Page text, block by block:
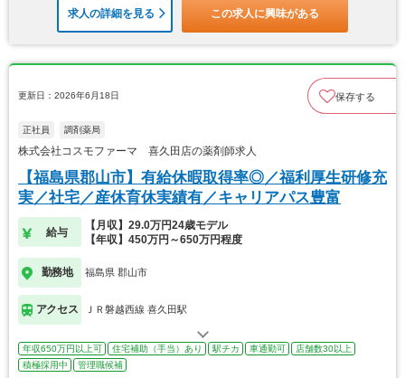
求人の詳細を見る この求人に興味がある
更新日：2026年6月18日 保存する
正社員 調剤薬局
株式会社コスモファーマ 喜久田店の薬剤師求人
【福島県郡山市】有給休暇取得率◎／福利厚生研修充
実／社宅／産休育休実績有／キャリアパス豊富
給与
【月収】29.0万円24歳モデル
【年収】450万円～650万円程度
勤務地 福島県 郡山市
アクセス ＪＲ磐越西線 喜久田駅
年収650万円以上可 住宅補助（手当）あり 駅チカ 車通勤可
店舗数30以上
積極採用中
管理職候補